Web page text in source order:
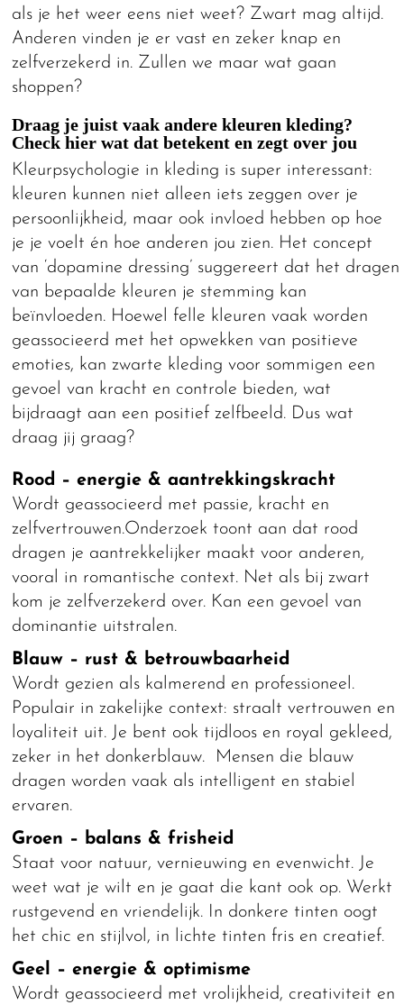
als je het weer eens niet weet? Zwart mag altijd.
Anderen vinden je er vast en zeker knap en
zelfverzekerd in. Zullen we maar wat gaan
shoppen?
Draag je juist vaak andere kleuren kleding?
Check hier wat dat betekent en zegt over jou
Kleurpsychologie in kleding is super interessant:
kleuren kunnen niet alleen iets zeggen over je
persoonlijkheid, maar ook invloed hebben op hoe
je je voelt én hoe anderen jou zien. Het concept
van ‘dopamine dressing’ suggereert dat het dragen
van bepaalde kleuren je stemming kan
beïnvloeden. Hoewel felle kleuren vaak worden
geassocieerd met het opwekken van positieve
emoties, kan zwarte kleding voor sommigen een
gevoel van kracht en controle bieden, wat
bijdraagt aan een positief zelfbeeld. Dus wat
draag jij graag?
Rood – energie & aantrekkingskracht
Wordt geassocieerd met passie, kracht en
zelfvertrouwen.Onderzoek toont aan dat rood
dragen je aantrekkelijker maakt voor anderen,
vooral in romantische context. Net als bij zwart
kom je zelfverzekerd over. Kan een gevoel van
dominantie uitstralen.
Blauw – rust & betrouwbaarheid
Wordt gezien als kalmerend en professioneel.
Populair in zakelijke context: straalt vertrouwen en
loyaliteit uit. Je bent ook tijdloos en royal gekleed,
zeker in het donkerblauw. Mensen die blauw
dragen worden vaak als intelligent en stabiel
ervaren.
Groen – balans & frisheid
Staat voor natuur, vernieuwing en evenwicht. Je
weet wat je wilt en je gaat die kant ook op. Werkt
rustgevend en vriendelijk. In donkere tinten oogt
het chic en stijlvol, in lichte tinten fris en creatief.
Geel – energie & optimisme
Wordt geassocieerd met vrolijkheid, creativiteit en